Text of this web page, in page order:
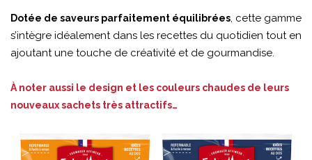
Dotée de saveurs parfaitement équilibrées, cette gamme
s’intègre idéalement dans les recettes du quotidien tout en
ajoutant une touche de créativité et de gourmandise.
À noter aussi le design et les couleurs chaudes de leurs
nouveaux sachets très attractifs…